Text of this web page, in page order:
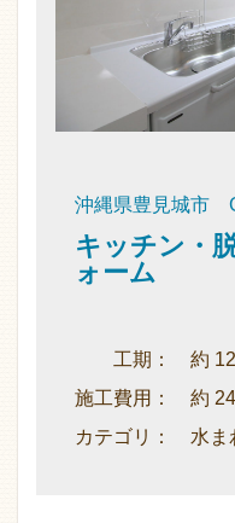
沖縄県豊見城市
キッチン・
ォーム
工期： 約 12
施工費用： 約
カテゴリ： 水ま